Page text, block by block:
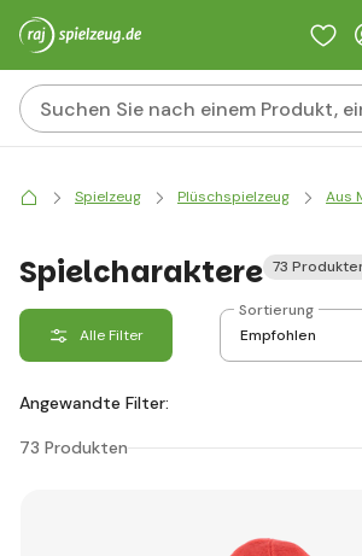
Spielzeug Plüschspielzeug Aus
Spielcharaktere 73
Alle Filter
Sortierung
Angewandte Filter:
73 Produkten